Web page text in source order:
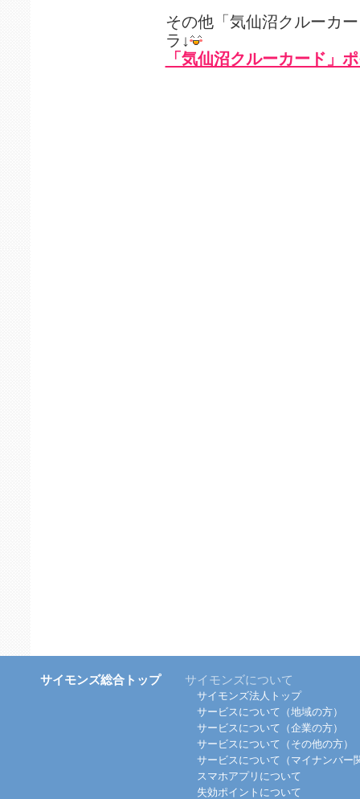
その他「気仙沼クルーカ
ラ↓
「気仙沼クルーカード」
サイモンズ総合トップ サイモンズについて
サイモンズ法人トップ
サービスについて（地域の方）
サービスについて（企業の方）
サービスについて（その他の方）
サービスについて（マイナンバー
スマホアプリについて
失効ポイントについて